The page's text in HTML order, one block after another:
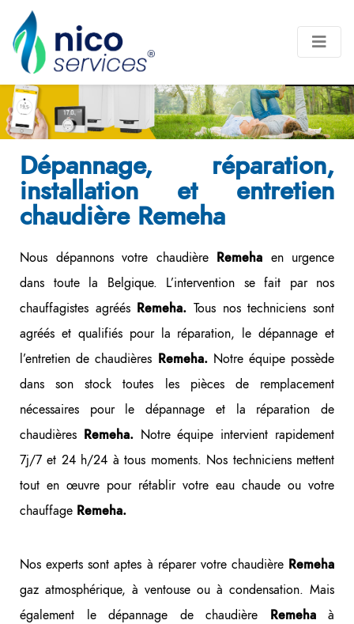
Dépannage, réparation,
installation et entretien
chaudière Remeha
Nous dépannons votre chaudière Remeha
en urgence
dans toute la Belgique. L’intervention se fait par nos
chauffagistes agréés
Remeha. Tous nos techniciens sont
agréés et qualifiés pour la réparation, le dépannage et
l’entretien de chaudières
Remeha.Notre équipe possède
dans son stock toutes les pièces de remplacement
nécessaires pour le dépannage et la réparation de
chaudières
Remeha.Notre équipe intervient rapidement
7j/7 et 24 h/24 à tous moments. Nos techniciens mettent
tout en œuvre pour rétablir votre eau chaude ou votre
chauffage Remeha.
Nos experts sont aptes à réparer votre chaudière Remeha
gaz atmosphérique, à ventouse ou à condensation. Mais
également le dépannage de chaudière
Remehaà